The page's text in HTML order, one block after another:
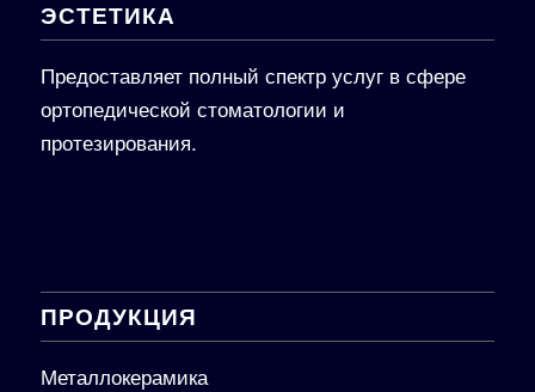
ЭСТЕТИКА
Предоставляет полный спектр услуг в сфере
ортопедической стоматологии и
протезирования.
ПРОДУКЦИЯ
Металлокерамика